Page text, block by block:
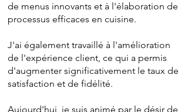
de menus innovants et à l'élaboration de
processus efficaces en cuisine.
J'ai également travaillé à l'amélioration
de l'expérience client, ce qui a permis
d'augmenter significativement le taux de
satisfaction et de fidélité.
Aujourd'hui, je suis animé par le désir de